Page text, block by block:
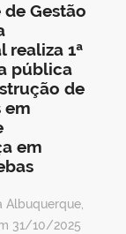
Gestão
realiza 1ª
pública
de
em
em
Albuquerque,
31/10/2025